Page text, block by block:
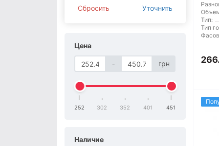
Сбросить Уточнить
Цена
- грн
252 302 352 401 451
Наличие
Тип:
Тип